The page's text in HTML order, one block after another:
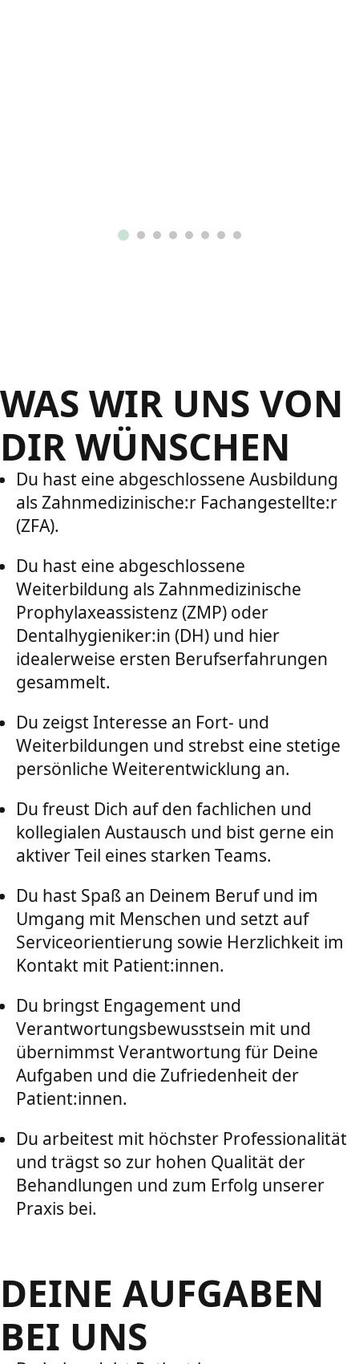
WAS WIR UNS VON
DIR WÜNSCHEN
Du hast eine abgeschlossene Ausbildung
als Zahnmedizinische:r Fachangestellte:r
(ZFA).
Du hast eine abgeschlossene
Weiterbildung als Zahnmedizinische
Prophylaxeassistenz (ZMP) oder
Dentalhygieniker:in (DH) und hier
idealerweise ersten Berufserfahrungen
gesammelt.
Du zeigst Interesse an Fort- und
Weiterbildungen und strebst eine stetige
persönliche Weiterentwicklung an.
Du freust Dich auf den fachlichen und
kollegialen Austausch und bist gerne ein
aktiver Teil eines starken Teams.
Du hast Spaß an Deinem Beruf und im
Umgang mit Menschen und setzt auf
Serviceorientierung sowie Herzlichkeit im
Kontakt mit Patient:innen.
Du bringst Engagement und
Verantwortungsbewusstsein mit und
übernimmst Verantwortung für Deine
Aufgaben und die Zufriedenheit der
Patient:innen.
Du arbeitest mit höchster Professionalität
und trägst so zur hohen Qualität der
Behandlungen und zum Erfolg unserer
Praxis bei.
DEINE AUFGABEN
BEI UNS